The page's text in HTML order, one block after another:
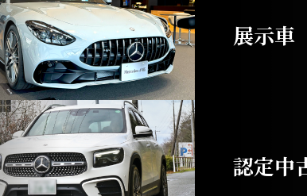
展示車
認定中